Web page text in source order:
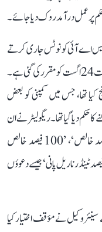
پر عمل درآمد روک دیا جائے۔
اے آئی کو نوٹس جاری کرتے
ہوئے جواب طلب کیا ہے۔ اس معاملے کی آئندہ سماعت 24 اگست کو مقرر کی گئی ہے۔
تھا، جس میں کمپنی کو بعض
دیا گیا تھا۔ ریگولیٹر نے ان
مصنوعات پر درج ’100 فیصد قدرتی‘، ’100 فیصد خالص‘، ’100 فیصد خالص
کی ضمانت‘، ’100 فیصد آرگینک‘ اور ’100 فیصد ٹینڈر ناریل پانی‘ جیسے دعوؤں
وکیل نے مؤقف اختیار کیا